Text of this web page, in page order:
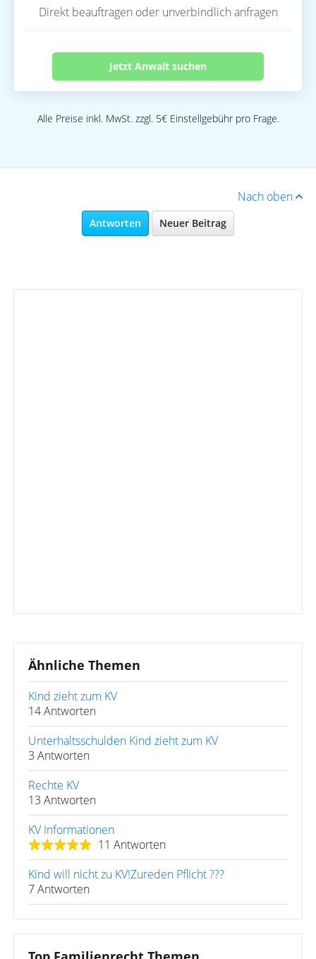
Direkt beauftragen oder unverbindlich anfragen
Jetzt Anwalt suchen
Alle Preise inkl. MwSt. zzgl. 5€ Einstellgebühr pro Frage.
Nach oben
Antworten Neuer Beitrag
Ähnliche Themen
Kind zieht zum KV
14 Antworten
Unterhaltsschulden Kind zieht zum KV
3 Antworten
Rechte KV
13 Antworten
KV Informationen
11 Antworten
Kind will nicht zu KV!Zureden Pflicht ???
7 Antworten